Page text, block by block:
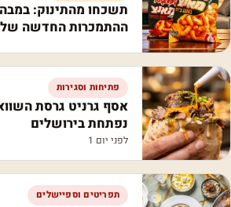
תשכחו מהתינוק:
ההתמכרות החדשה של
פתיחות וסגירות
אסף גרניט גרסת
נפתחת בירושלים
לפני יום 1
תפריטים וספיישלים